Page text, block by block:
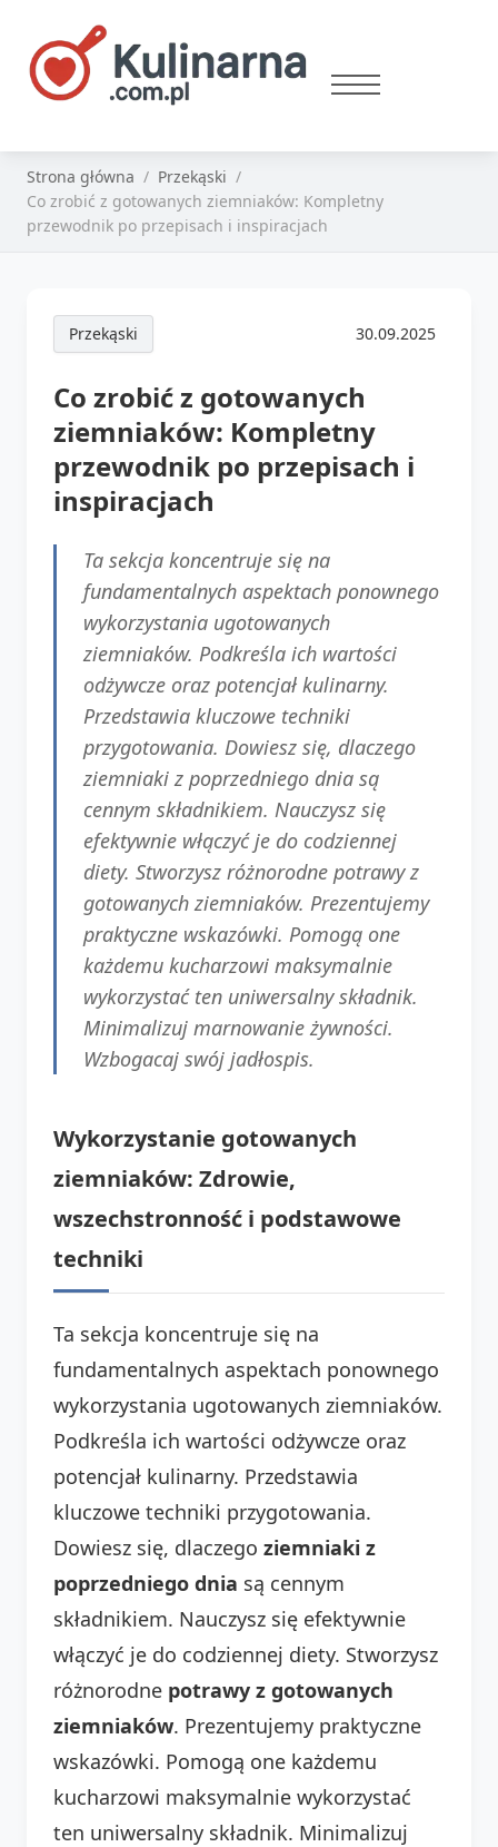
Strona główna
Przekąski
Co zrobić z gotowanych ziemniaków: Kompletny
przewodnik po przepisach i inspiracjach
Przekąski 30.09.2025
Co zrobić z gotowanych
ziemniaków: Kompletny
przewodnik po przepisach i
inspiracjach
Ta sekcja koncentruje się na
fundamentalnych aspektach ponownego
wykorzystania ugotowanych
ziemniaków. Podkreśla ich wartości
odżywcze oraz potencjał kulinarny.
Przedstawia kluczowe techniki
przygotowania. Dowiesz się, dlaczego
ziemniaki z poprzedniego dnia są
cennym składnikiem. Nauczysz się
efektywnie włączyć je do codziennej
diety. Stworzysz różnorodne potrawy z
gotowanych ziemniaków. Prezentujemy
praktyczne wskazówki. Pomogą one
każdemu kucharzowi maksymalnie
wykorzystać ten uniwersalny składnik.
Minimalizuj marnowanie żywności.
Wzbogacaj swój jadłospis.
Wykorzystanie gotowanych
ziemniaków: Zdrowie,
wszechstronność i podstawowe
techniki
Ta sekcja koncentruje się na
fundamentalnych aspektach ponownego
wykorzystania ugotowanych ziemniaków.
Podkreśla ich wartości odżywcze oraz
potencjał kulinarny. Przedstawia
kluczowe techniki przygotowania.
Dowiesz się, dlaczego ziemniaki z
poprzedniego dnia są cennym
składnikiem. Nauczysz się efektywnie
włączyć je do codziennej diety. Stworzysz
różnorodne potrawy z gotowanych
ziemniaków. Prezentujemy praktyczne
wskazówki. Pomogą one każdemu
kucharzowi maksymalnie wykorzystać
ten uniwersalny składnik. Minimalizuj